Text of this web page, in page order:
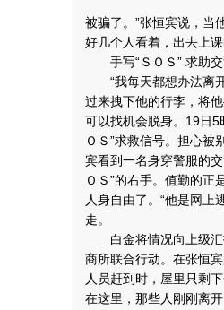
被骗了。”张恒宾说，当
好几个人看着，出去上
手写“ＳＯＳ” 求助
“我每天都想办法离开
过来拽下他的行李，将
可以找机会脱身。19日5
ＯＳ”求救信号。担心被
宾看到一名身穿警服的
ＯＳ”的右手。值勤的正
人身自由了。“他是网上
走。
白金将情况向上级汇
商所联合行动。在张恒
人员赶到时，屋里只剩
在这里，那些人刚刚离